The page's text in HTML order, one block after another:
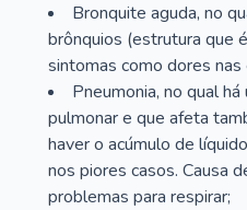
Bronquite aguda, no
brônquios (estrutura que
sintomas como dores nas
Pneumonia, no qual
pulmonar e que afeta
haver o acúmulo de
nos piores casos. Causa
problemas para respirar;